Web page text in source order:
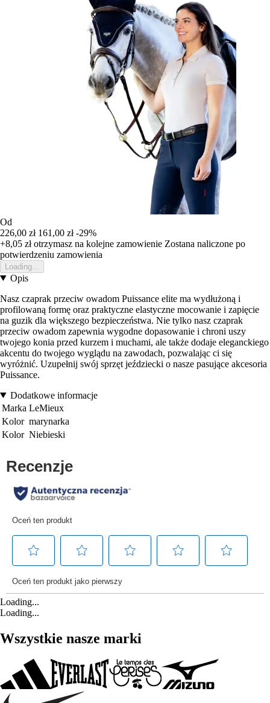
Od
226,00 zł 161,00 zł -29%
+8,05 złotrzymasz na kolejne zamowienie Zostana naliczone po
potwierdzeniu zamowienia
Loading...
Opis
Nasz czaprak przeciw owadom Puissance elite ma wydłużoną i
profilowaną formę oraz praktyczne elastyczne mocowanie i zapięcie
na guzik dla większego bezpieczeństwa. Nie tylko nasz czaprak
przeciw owadom zapewnia wygodne dopasowanie i chroni uszy
twojego konia przed kurzem i muchami, ale także dodaje eleganckiego
akcentu do twojego wyglądu na zawodach, pozwalając ci się
wyróżnić. Uzupełnij swój sprzęt jeździecki o nasze pasujące akcesoria
Puissance.
Dodatkowe informacje
Marka LeMieux
Kolor marynarka
Kolor Niebieski
Loading...
Loading...
Wszystkie nasze marki